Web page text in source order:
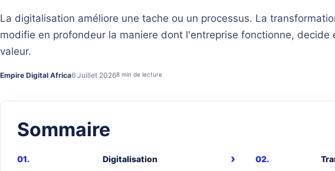
La digitalisation améliore une tache ou un processus. La
modifie en profondeur la maniere dont l'entreprise fonctionne, decide
valeur.
Empire Digital Africa6 Juillet 20268 min de lecture
Sommaire
Digitalisation